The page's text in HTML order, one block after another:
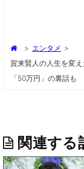
> エンタメ >
賀来賢人の人生を変
「50万円」の裏話も
関連する